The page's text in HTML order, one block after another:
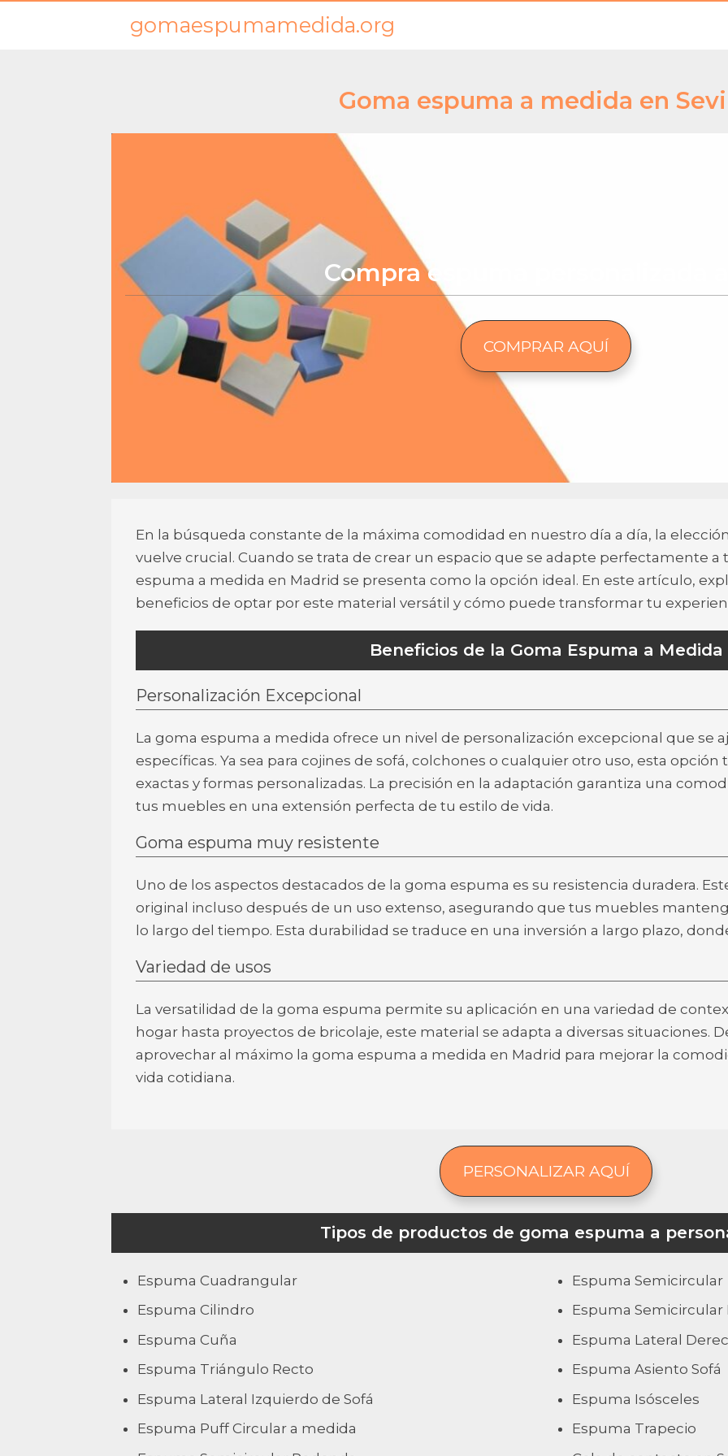
gomaespumamedida.org
Goma espuma a medida en
Compra espuma personalizada
COMPRAR AQUÍ
En la búsqueda constante de la máxima comodidad en nuestro día a día, la
vuelve crucial. Cuando se trata de crear un espacio que se adapte perfectamente a
espuma a medida en Madrid se presenta como la opción ideal. En este artículo,
beneficios de optar por este material versátil y cómo puede transformar tu
Beneficios de la Goma Espuma a Medida
Personalización Excepcional
La goma espuma a medida ofrece un nivel de personalización excepcional que se
específicas. Ya sea para cojines de sofá, colchones o cualquier otro uso, esta
exactas y formas personalizadas. La precisión en la adaptación garantiza una
tus muebles en una extensión perfecta de tu estilo de vida.
Goma espuma muy resistente
Uno de los aspectos destacados de la goma espuma es su resistencia duradera.
original incluso después de un uso extenso, asegurando que tus muebles
lo largo del tiempo. Esta durabilidad se traduce en una inversión a largo plazo,
Variedad de usos
La versatilidad de la goma espuma permite su aplicación en una variedad de
hogar hasta proyectos de bricolaje, este material se adapta a diversas situaciones.
aprovechar al máximo la goma espuma a medida en Madrid para mejorar la
vida cotidiana.
PERSONALIZAR AQUÍ
Tipos de productos de goma espuma a
Espuma Cuadrangular
Espuma Cilindro
Espuma Cuña
Espuma Triángulo Recto
Espuma Lateral Izquierdo de Sofá
Espuma Puff Circular a medida
Espuma Semicircular
Espuma Semicircular
Espuma Lateral
Espuma Asiento Sofá
Espuma Isósceles
Espuma Trapecio